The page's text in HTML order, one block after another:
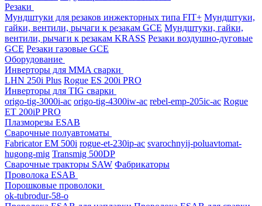
Резаки
Мундштуки для резаков инжекторных типа FIT+ Мундштуки,
гайки, вентили, рычаги к резакам GCE Мундштуки, гайки,
вентили, рычаги к резакам KRASS Резаки воздушно-дуговые
GCE Резаки газовые GCE
Оборудование
Инверторы для MMA сварки
LHN 250i Plus Rogue ES 200i PRO
Инверторы для TIG сварки
origo-tig-3000i-ac origo-tig-4300iw-ac rebel-emp-205ic-ac Rogue
ET 200iP PRO
Плазморезы ESAB
Сварочные полуавтоматы
Fabricator EM 500i rogue-et-230ip-ac svarochnyij-poluavtomat-
hugong-mig Transmig 500DP
Сварочные тракторы SAW Фабрикаторы
Проволока ESAB
Порошковые проволоки
ok-tubrodur-58-o